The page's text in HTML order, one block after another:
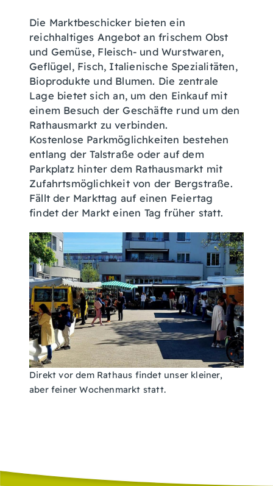
Die Marktbeschicker bieten ein
reichhaltiges Angebot an frischem Obst
und Gemüse, Fleisch- und Wurstwaren,
Geflügel, Fisch, Italienische Spezialitäten,
Bioprodukte und Blumen. Die zentrale
Lage bietet sich an, um den Einkauf mit
einem Besuch der Geschäfte rund um den
Rathausmarkt zu verbinden.
Kostenlose Parkmöglichkeiten bestehen
entlang der Talstraße oder auf dem
Parkplatz hinter dem Rathausmarkt mit
Zufahrtsmöglichkeit von der Bergstraße.
Fällt der Markttag auf einen Feiertag
findet der Markt einen Tag früher statt.
Direkt vor dem Rathaus findet unser kleiner,
aber feiner Wochenmarkt statt.